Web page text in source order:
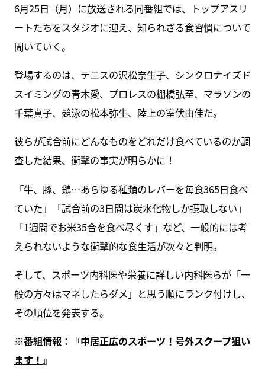
6月25日（月）に放送される同番組では、トップアスリ
ートたちをスタジオに迎え、知られざる食習慣について
聞いていく。
登場するのは、テニスの沢松奈生子、シンクロナイズド
スイミングの青木愛、プロレスの棚橋弘至、マラソンの
千葉真子、競泳の松本弥生、陸上の室伏由佳だ。
彼らが試合前にどんなものをどれだけ食べているのか調
査した結果、衝撃の事実が明らかに！
「牛、豚、鶏…あらゆる種類のレバーを毎食365日食べ
ていた」「試合前の3日間は炭水化物しか摂取しない」
「1週間でお米35合を食べ尽くす」など、一般的には考
えられないような衝撃的な食生活が次々と判明。
そして、スポーツ内科医や栄養に詳しい内科医らが「一
般の方々はマネしたらダメ」と思う順にランク付けし、
その順位を発表する。
※番組情報：『中居正広のスポーツ！号外スクープ狙い
ます！ 』